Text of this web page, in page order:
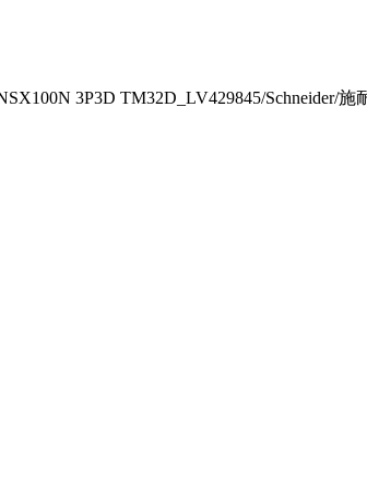
3P3D TM32D_LV429845/Schneider/施